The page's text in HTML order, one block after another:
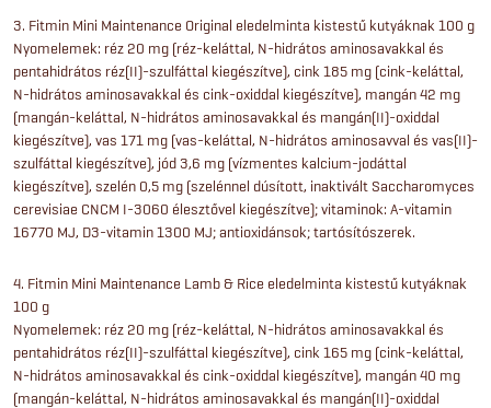
3. Fitmin Mini Maintenance Original eledelminta kistestű kutyáknak 100 g
Nyomelemek: réz 20 mg (réz-keláttal, N-hidrátos aminosavakkal és
pentahidrátos réz(II)-szulfáttal kiegészítve), cink 185 mg (cink-keláttal,
N-hidrátos aminosavakkal és cink-oxiddal kiegészítve), mangán 42 mg
(mangán-keláttal, N-hidrátos aminosavakkal és mangán(II)-oxiddal
kiegészítve), vas 171 mg (vas-keláttal, N-hidrátos aminosavval és vas(II)-
szulfáttal kiegészítve), jód 3,6 mg (vízmentes kalcium-jodáttal
kiegészítve), szelén 0,5 mg (szelénnel dúsított, inaktivált Saccharomyces
cerevisiae CNCM I-3060 élesztővel kiegészítve); vitaminok: A-vitamin
16770 MJ, D3-vitamin 1300 MJ; antioxidánsok; tartósítószerek.
4. Fitmin Mini Maintenance Lamb & Rice eledelminta kistestű kutyáknak
100 g
Nyomelemek: réz 20 mg (réz-keláttal, N-hidrátos aminosavakkal és
pentahidrátos réz(II)-szulfáttal kiegészítve), cink 165 mg (cink-keláttal,
N-hidrátos aminosavakkal és cink-oxiddal kiegészítve), mangán 40 mg
(mangán-keláttal, N-hidrátos aminosavakkal és mangán(II)-oxiddal